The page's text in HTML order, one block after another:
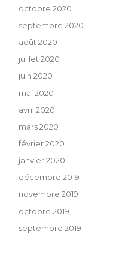
octobre 2020
septembre 2020
août 2020
juillet 2020
juin 2020
mai 2020
avril 2020
mars 2020
février 2020
janvier 2020
décembre 2019
novembre 2019
octobre 2019
septembre 2019